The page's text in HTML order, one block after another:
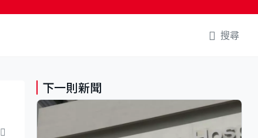
搜尋
下一則新聞